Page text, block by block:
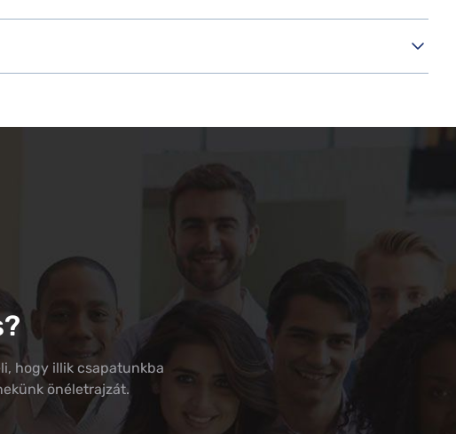
hogy illik csapatunkba
önéletrajzát.